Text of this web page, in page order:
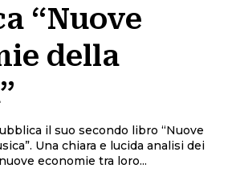
“Nuove
della
il suo secondo libro “Nuove
analisi dei
economie tra loro...